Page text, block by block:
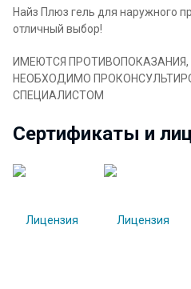
Найз Плюз гель для наружного
отличный выбор!
ИМЕЮТСЯ
НЕОБХОДИМО
СПЕЦИАЛИСТОМ
Сертификаты и